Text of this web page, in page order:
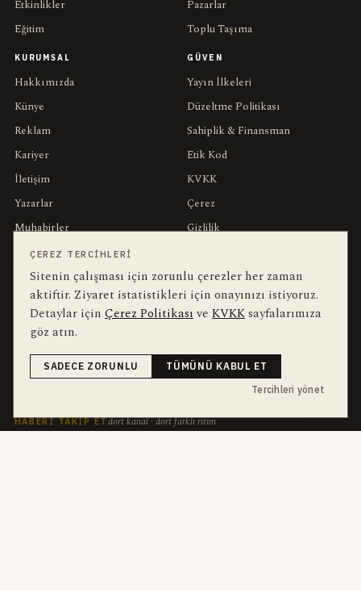
Etkinlikler
Eğitim
Pazarlar
Toplu Taşıma
KURUMSAL
Hakkımızda
Künye
Reklam
Kariyer
İletişim
Yazarlar
Muhabirler
Editörler
GÜVEN
Yayın İlkeleri
Düzeltme Politikası
Sahiplik & Finansman
Etik Kod
KVKK
Çerez
Gizlilik
YEREL ARANANLAR bu hafta en çok aranan
İnegöl inegol-belediyesi
HABERI TAKIP ETdört kanal · dört farklı ritim
ÇEREZ TERCIHLERI
Sitenin çalışması için zorunlu çerezler her zaman
aktiftir. Ziyaret istatistikleri için onayınızı istiyoruz.
Detaylar için Çerez Politikasıve KVKKsayfalarımıza
göz atın.
SADECE ZORUNLU
TÜMÜNÜ KABUL ET
Tercihleri yönet